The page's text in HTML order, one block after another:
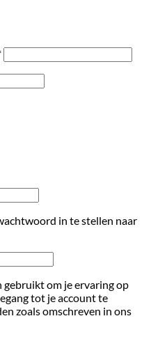
Vereist
in te stellen naar
gebruikt om je ervaring op
tot je account te
zoals omschreven in ons